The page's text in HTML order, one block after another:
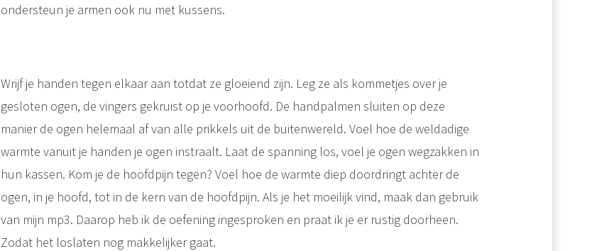
ondersteun je armen ook nu met kussens.
Wrijf je handen tegen elkaar aan totdat ze gloeiend zijn. Leg ze als kommetjes over je
gesloten ogen, de vingers gekruist op je voorhoofd. De handpalmen sluiten op deze
manier de ogen helemaal af van alle prikkels uit de buitenwereld. Voel hoe de weldadige
warmte vanuit je handen je ogen instraalt. Laat de spanning los, voel je ogen wegzakken in
hun kassen. Kom je de hoofdpijn tegen? Voel hoe de warmte diep doordringt achter de
ogen, in je hoofd, tot in de kern van de hoofdpijn. Als je het moeilijk vind, maak dan gebruik
van mijn mp3. Daarop heb ik de oefening ingesproken en praat ik je er rustig doorheen.
Zodat het loslaten nog makkelijker gaat.